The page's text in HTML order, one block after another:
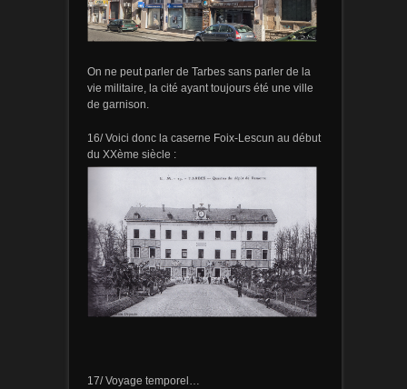
On ne peut parler de Tarbes sans parler de la
vie militaire, la cité ayant toujours été une ville
de garnison.
16/ Voici donc la caserne Foix-Lescun au début
du XXème siècle :
17/ Voyage temporel…